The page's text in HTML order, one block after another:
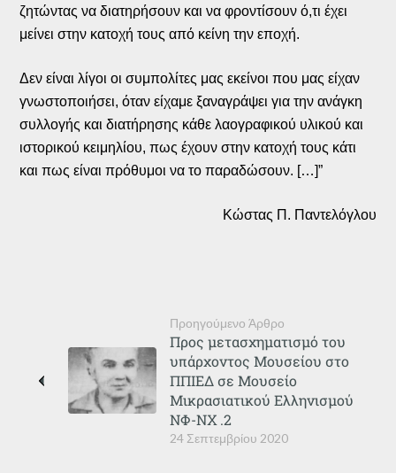
ζητώντας να διατηρήσουν και να φροντίσουν ό,τι έχει
μείνει στην κατοχή τους από κείνη την εποχή.
Δεν είναι λίγοι οι συμπολίτες μας εκείνοι που μας είχαν
γνωστοποιήσει, όταν είχαμε ξαναγράψει για την ανάγκη
συλλογής και διατήρησης κάθε λαογραφικού υλικού και
ιστορικού κειμηλίου, πως έχουν στην κατοχή τους κάτι
και πως είναι πρόθυμοι να το παραδώσουν. […]”
Κώστας Π. Παντελόγλου
Προηγούμενο Άρθρο
24 Σεπτεμβρίου 2020
Προς μετασχηματισμό του
υπάρχοντος Μουσείου στο
ΠΠΙΕΔ σε Μουσείο
Μικρασιατικού Ελληνισμού
ΝΦ-ΝΧ .2